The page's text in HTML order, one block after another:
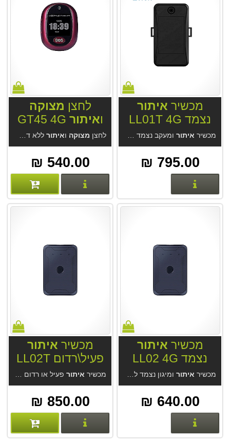
מכשיר איתור
נצמד LL01T 4G
מכשיר איתור ומעקב נצמד לרכב ונגררים LL01T 4G. סוללה חזקה 10AH.מארז מגנטי אטום למים. מערכת
795.00 ₪
לחצן מצוקה
ואיתור
לחצן מצוקה ואיתור ללא דמי מנוי GT45. אפליקציה נוחה בעברית ל
540.00 ₪
פרטים נוספים
מכשיר איתור
נצמד LL02 4G
מכשיר איתור ומיגון נצמד לרכב ונגררים LL02 4G . מיועד למעקב צמוד בזמן אמת או כמכשיר רדום לזמן ארוך. העברה ממצב רדום לפעיל דרך האפליקציה. תומך סלולר דור 4. לא מגושם נוח להצמדה. בשילוב מערכת ה
640.00 ₪
מכשיר איתור
פעיל\רדום LL02T
4G
מכשיר איתור פעיל או רדום נצמד לרכב ונגררים LL02T 4G . מיועד למעקב צמוד בזמן אמת או כמכשיר רדום לשנתיים. העברה ממצב רדום לפעיל דרך האפליקציה. לא מגושם נוח להצמדה. אטום למים. בשילוב מערכת ה
850.00 ₪
פרטים נוספים